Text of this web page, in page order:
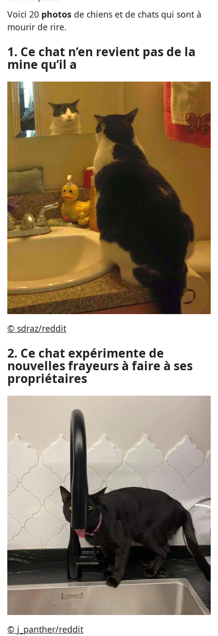
Voici 20 photos de chiens et de chats qui sont à
mourir de rire.
1. Ce chat n’en revient pas de la
mine qu’il a
© sdraz/reddit
2. Ce chat expérimente de
nouvelles frayeurs à faire à ses
propriétaires
© j_panther/reddit